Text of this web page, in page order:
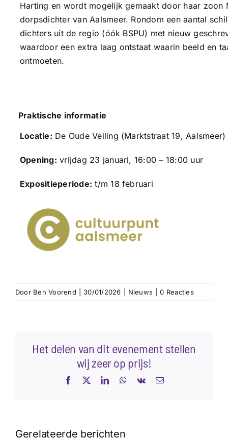
Harting en wordt mogelijk gemaakt door haar zoon
dorpsdichter van Aalsmeer. Rondom een aantal
dichters uit de regio (óók BSPU) met nieuw
waardoor een extra laag ontstaat waarin beeld en
ontmoeten.
Praktische informatie
Locatie: De Oude Veiling (Marktstraat 19, Aalsmeer)
Opening: vrijdag 23 januari, 16:00 – 18:00 uur
Expositieperiode: t/m 18 februari
Door Ben Voorend 30/01/2026 Nieuws 0 Reacties
Het delen van dit evenement stellen
wij zeer op prijs!
Facebook LinkedInWhatsApp
Vk
E-
Gerelateerde berichten